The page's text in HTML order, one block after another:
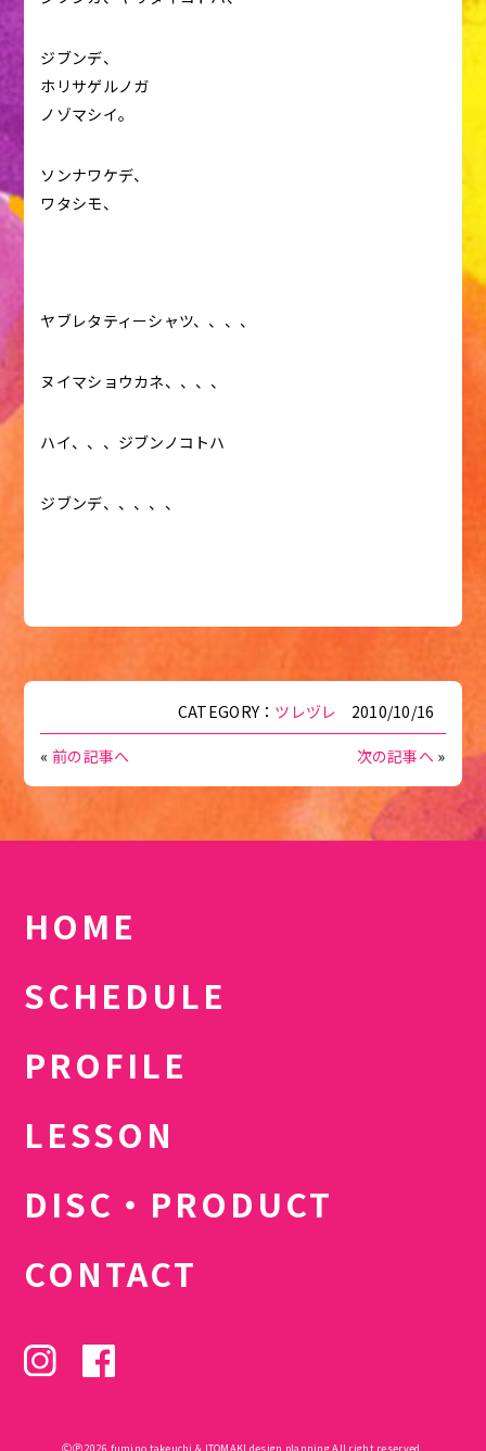
ジブンデ、
ホリサゲルノガ
ノゾマシイ。
ソンナワケデ、
ワタシモ、
ヤブレタティーシャツ、、、、
ヌイマショウカネ、、、、
ハイ、、、ジブンノコトハ
ジブンデ、、、、、
CATEGORY： ツレヅレ 2010/10/16
« 前の記事へ 次の記事へ »
HOME
SCHEDULE
PROFILE
LESSON
DISC・PRODUCT
CONTACT